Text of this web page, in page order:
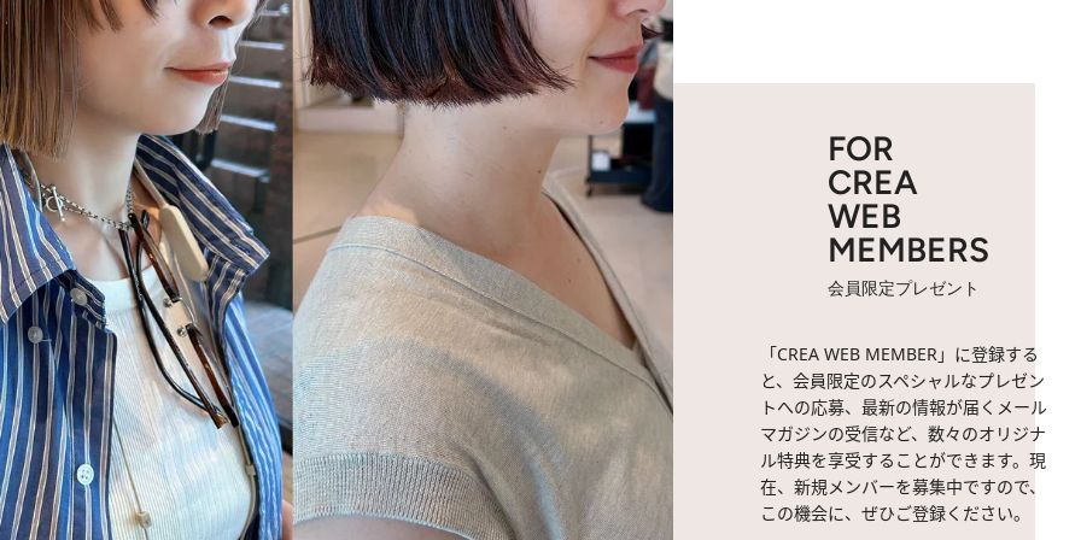
FOR
CREA
WEB
MEMBERS
会員限定プレゼント
「CREA WEB MEMBER」に登録する
と、会員限定のスペシャルなプレゼン
トへの応募、最新の情報が届くメール
マガジンの受信など、数々のオリジナ
ル特典を享受することができます。現
在、新規メンバーを募集中ですので、
この機会に、ぜひご登録ください。